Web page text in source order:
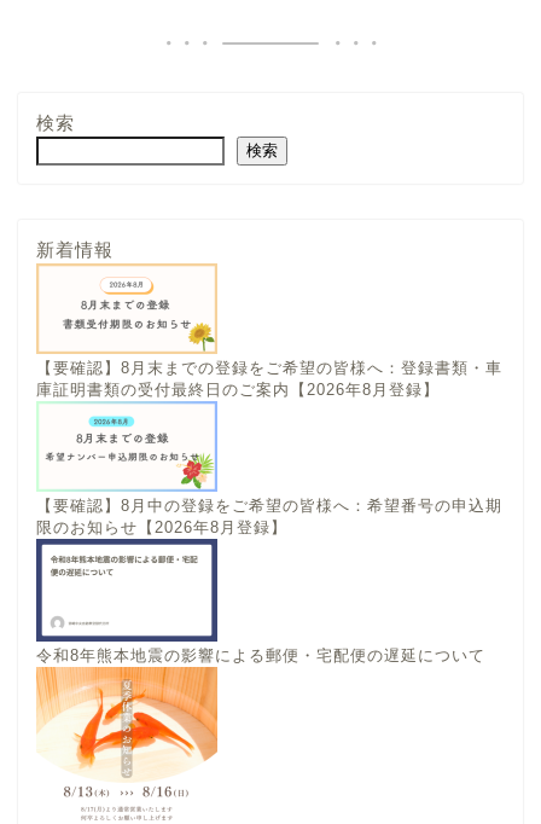
検索
検索
新着情報
【要確認】8月末までの登録をご希望の皆様へ：登録書類・車
庫証明書類の受付最終日のご案内【2026年8月登録】
【要確認】8月中の登録をご希望の皆様へ：希望番号の申込期
限のお知らせ【2026年8月登録】
令和8年熊本地震の影響による郵便・宅配便の遅延について